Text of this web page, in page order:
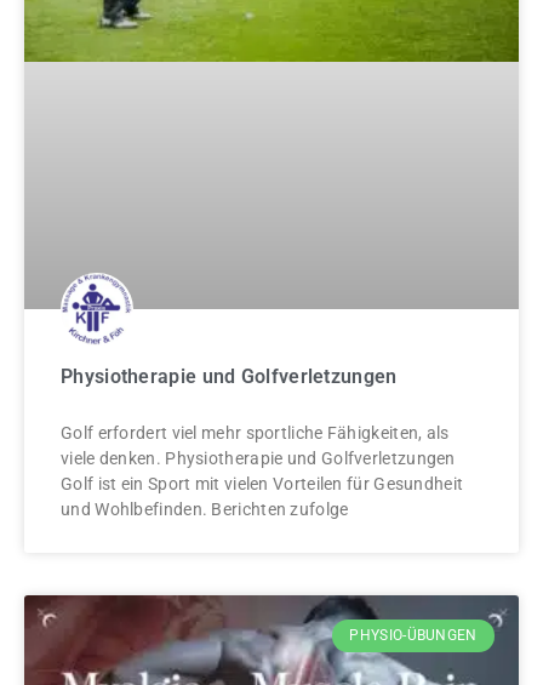
Physiotherapie und Golfverletzungen
Golf erfordert viel mehr sportliche Fähigkeiten, als
viele denken. Physiotherapie und Golfverletzungen
Golf ist ein Sport mit vielen Vorteilen für Gesundheit
und Wohlbefinden. Berichten zufolge
PHYSIO-ÜBUNGEN